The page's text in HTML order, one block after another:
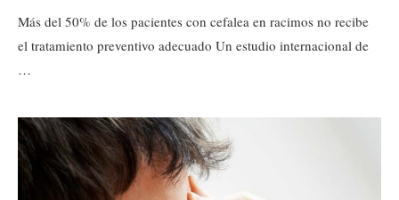
Más del 50% de los pacientes con cefalea en racimos no recibe
el tratamiento preventivo adecuado Un estudio internacional de
…